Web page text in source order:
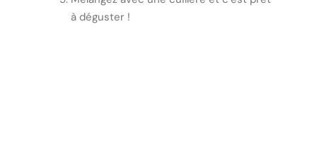
à déguster !